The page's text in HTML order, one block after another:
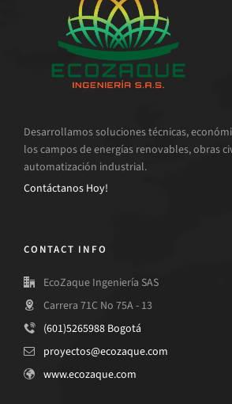
Desarrollamos soluciones técnicas,
los campos de energías renovables, obras
automatización industrial.
Contáctanos Hoy!
CONTACT INFO
EcoZaque Ingeniería SAS
Carrera 71C No 75A - 13
(601)5265988 Bogotá
proyectos@ecozaque.com
www.ecozaque.com